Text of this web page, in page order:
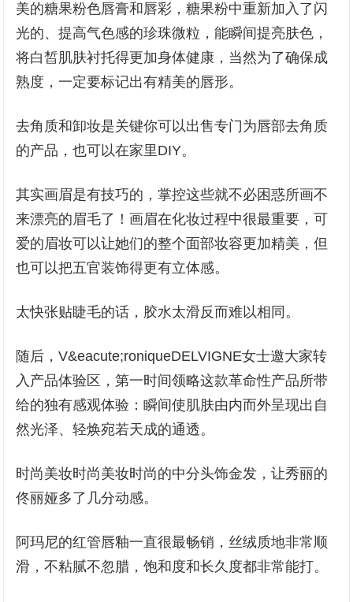
美的糖果粉色唇膏和唇彩，糖果粉中重新加入了闪
光的、提高气色感的珍珠微粒，能瞬间提亮肤色，
将白皙肌肤衬托得更加身体健康，当然为了确保成
熟度，一定要标记出有精美的唇形。
去角质和卸妆是关键你可以出售专门为唇部去角质
的产品，也可以在家里DIY。
其实画眉是有技巧的，掌控这些就不必困惑所画不
来漂亮的眉毛了！画眉在化妆过程中很最重要，可
爱的眉妆可以让她们的整个面部妆容更加精美，但
也可以把五官装饰得更有立体感。
太快张贴睫毛的话，胶水太滑反而难以相同。
随后，V&eacute;roniqueDELVIGNE女士邀大家转
入产品体验区，第一时间领略这款革命性产品所带
给的独有感观体验：瞬间使肌肤由内而外呈现出自
然光泽、轻焕宛若天成的通透。
时尚美妆时尚美妆时尚的中分头饰金发，让秀丽的
佟丽娅多了几分动感。
阿玛尼的红管唇釉一直很最畅销，丝绒质地非常顺
滑，不粘腻不忽腊，饱和度和长久度都非常能打。